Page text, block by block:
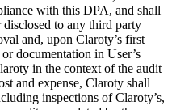
with this DPA, and shall
to any third party
and, upon Claroty’s first
documentation in User’s
in the context of the audit
and expense, Claroty shall
inspections of Claroty’s,